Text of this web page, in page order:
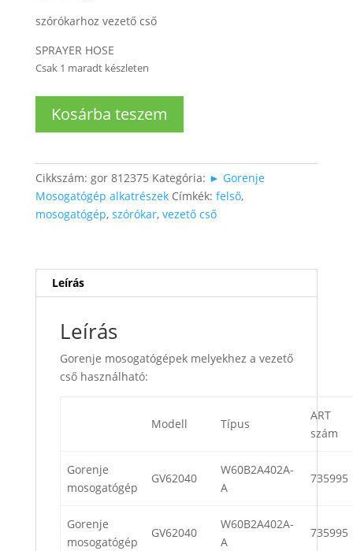
szórókarhoz vezető cső
SPRAYER HOSE
Csak 1 maradt készleten
Mosogatógép
felső
cső
mennyiség
Kosárba teszem
Cikkszám: gor 812375 Kategória: ► Gorenje
Mosogatógép alkatrészek Címkék: felső,
mosogatógép, szórókar, vezető cső
Leírás
Leírás
Gorenje mosogatógépek melyekhez a vezető
cső használható:
Modell Típus
ART
szám
Gorenje
mosogatógép
GV62040
W60B2A402A-
A
735995
Gorenje
mosogatógép
GV62040
W60B2A402A-
A
735995